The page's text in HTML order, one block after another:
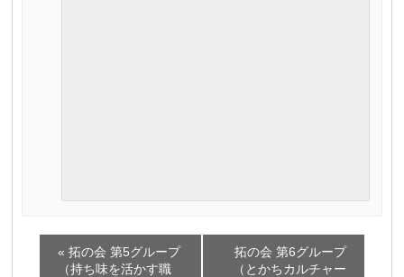
« 拓の会 第5グループ
（持ち味を活かす職
拓の会 第6グループ
（とかちカルチャー